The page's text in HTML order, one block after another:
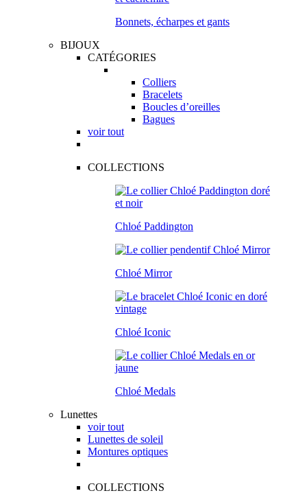
Bonnets, écharpes et gants
BIJOUX
CATÉGORIES
Colliers
Bracelets
Boucles d’oreilles
Bagues
voir tout
COLLECTIONS
Chloé Paddington
Chloé Mirror
Chloé Iconic
Chloé Medals
Lunettes
voir tout
Lunettes de soleil
Montures optiques
COLLECTIONS